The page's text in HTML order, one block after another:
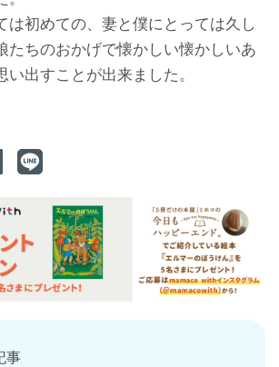
は初めての、妻と僕にとっては久し
たちのおかげで懐かしい懐かしいあ
出すことが出来ました。
事